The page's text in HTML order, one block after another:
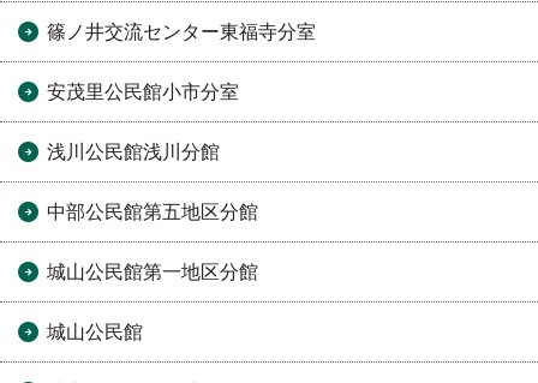
篠ノ井交流センター東福寺分室
安茂里公民館小市分室
浅川公民館浅川分館
中部公民館第五地区分館
城山公民館第一地区分館
城山公民館